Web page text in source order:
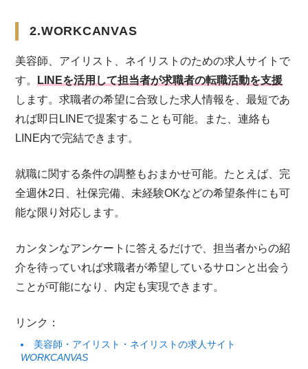
2.WORKCANVAS
美容師、アイリスト、ネイリストのための求人サイトで
す。
LINEを活用して担当者が求職者の転職活動を支援
します。求職者の希望に合致した求人情報を、最短であ
れば即日LINEで提案することも可能。また、連絡も
LINE内で完結できます。
就職に関する条件の調整もおまかせ可能。たとえば、完
全週休2日、社保完備、未経験OKなどの希望条件にも可
能な限り対応します。
カンタンなアンケートに答えるだけで、担当者からの紹
介を待っていれば求職者が希望しているサロンと出会う
ことが可能になり、内定も実現できます。
リンク：
美容師・アイリスト・ネイリストの求人サイト
WORKCANVAS